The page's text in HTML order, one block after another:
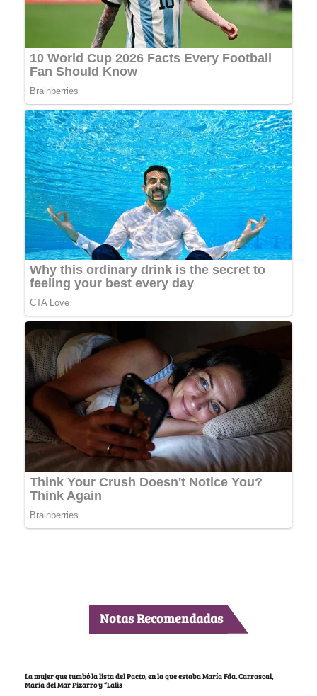
Notas Recomendadas
La mujer que tumbó la lista del Pacto, en la que estaba María Fda. Carrascal,
María del Mar Pizarro y “Lalis